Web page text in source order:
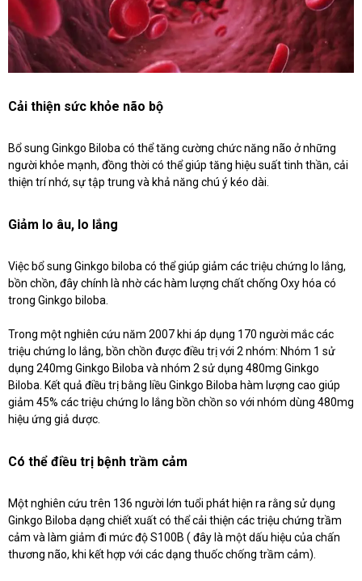
Cải thiện sức khỏe não bộ
Bổ sung Ginkgo Biloba có thể tăng cường chức năng não ở những
người khỏe mạnh, đồng thời có thể giúp tăng hiệu suất tinh thần, cải
thiện trí nhớ, sự tập trung và khả năng chú ý kéo dài.
Giảm lo âu, lo lắng
Việc bổ sung Ginkgo biloba có thể giúp giảm các triệu chứng lo lắng,
bồn chồn, đây chính là nhờ các hàm lượng chất chống Oxy hóa có
trong Ginkgo biloba.
Trong một nghiên cứu năm 2007 khi áp dụng 170 người mắc các
triệu chứng lo lắng, bồn chồn được điều trị với 2 nhóm: Nhóm 1 sử
dụng 240mg Ginkgo Biloba và nhóm 2 sử dụng 480mg Ginkgo
Biloba. Kết quả điều trị bằng liều Ginkgo Biloba hàm lượng cao giúp
giảm 45% các triệu chứng lo lắng bồn chồn so với nhóm dùng 480mg
hiệu ứng giả dược.
Có thể điều trị bệnh trầm cảm
Một nghiên cứu trên 136 người lớn tuổi phát hiện ra rằng sử dụng
Ginkgo Biloba dạng chiết xuất có thể cải thiện các triệu chứng trầm
cảm và làm giảm đi mức độ S100B ( đây là một dấu hiệu của chấn
thương não, khi kết hợp với các dạng thuốc chống trầm cảm).